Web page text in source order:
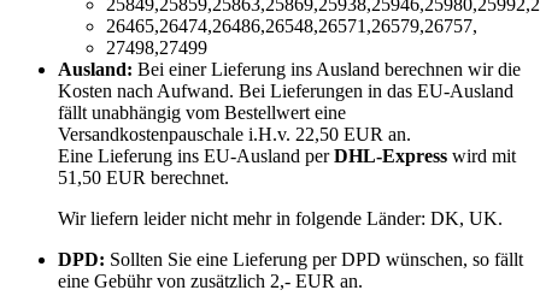
26465,26474,26486,26548,26571,26579,26757,
27498,27499
Ausland: Bei einer Lieferung ins Ausland berechnen wir die
Kosten nach Aufwand. Bei Lieferungen in das EU-Ausland
fällt unabhängig vom Bestellwert eine
Versandkostenpauschale i.H.v. 22,50 EUR an.
Eine Lieferung ins EU-Ausland perDHL-Express wird mit
51,50 EUR berechnet.
Wir liefern leider nicht mehr in folgende Länder: DK, UK.
DPD: Sollten Sie eine Lieferung per DPD wünschen, so fällt
eine Gebühr von zusätzlich 2,- EUR an.